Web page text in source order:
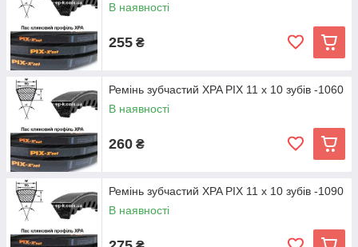
В наявності
255 ₴
Ремінь зубчастий XPA PIX 11 х 10 зубів -1060
В наявності
260 ₴
Ремінь зубчастий XPA PIX 11 х 10 зубів -1090
В наявності